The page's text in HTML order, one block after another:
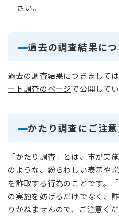
さい。
過去の調査結果につ
過去の調査結果につきましては
ート調査のページで公開してい
かたり調査にご注
「かたり調査」とは、市が実
のような、紛らわしい表示や
を詐取する行為のことです。
の実施を妨げるだけでなく、
りかねませんので、ご注意くだ